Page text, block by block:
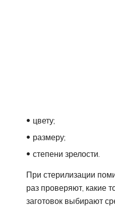
цвету;
размеру;
степени зрелости.
При стерилизации
раз проверяют, какие
заготовок выбирают